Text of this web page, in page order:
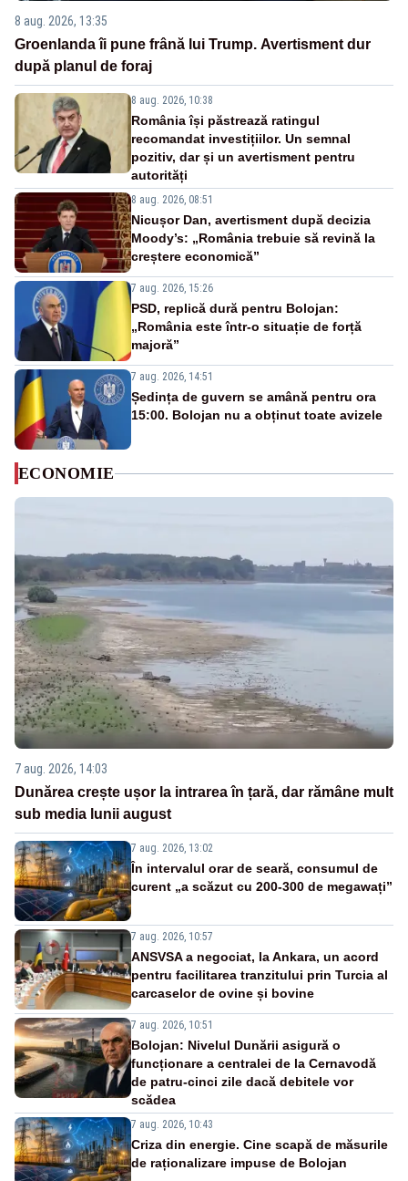
8 aug. 2026, 13:35
Groenlanda îi pune frână lui Trump. Avertisment dur
după planul de foraj
8 aug. 2026, 10:38
România își păstrează ratingul
recomandat investițiilor. Un semnal
pozitiv, dar și un avertisment pentru
autorități
8 aug. 2026, 08:51
Nicușor Dan, avertisment după decizia
Moody’s: „România trebuie să revină la
creștere economică”
7 aug. 2026, 15:26
PSD, replică dură pentru Bolojan:
„România este într-o situație de forță
majoră”
7 aug. 2026, 14:51
Ședința de guvern se amână pentru ora
15:00. Bolojan nu a obținut toate avizele
ECONOMIE
7 aug. 2026, 14:03
Dunărea crește ușor la intrarea în țară, dar rămâne mult
sub media lunii august
7 aug. 2026, 13:02
În intervalul orar de seară, consumul de
curent „a scăzut cu 200-300 de megawați”
7 aug. 2026, 10:57
ANSVSA a negociat, la Ankara, un acord
pentru facilitarea tranzitului prin Turcia al
carcaselor de ovine și bovine
7 aug. 2026, 10:51
Bolojan: Nivelul Dunării asigură o
funcționare a centralei de la Cernavodă
de patru-cinci zile dacă debitele vor
scădea
7 aug. 2026, 10:43
Criza din energie. Cine scapă de măsurile
de raționalizare impuse de Bolojan